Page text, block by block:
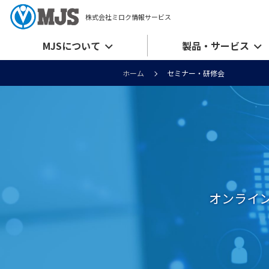
株式会社ミロク情報サービス
MJSについて 製品・サービス
ホーム セミナー・研修会
オンライ